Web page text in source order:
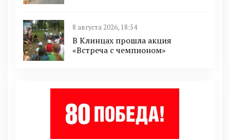
8 августа 2026, 18:54
В Клинцах прошла акция
«Встреча с чемпионом»